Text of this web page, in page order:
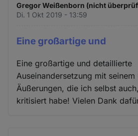
Gregor Weißenborn (nicht
Di. 1 Okt 2019 - 13:59
Eine großartige und
Eine großartige und detaillierte
Auseinandersetzung mit seinem
Äußerungen, die ich selbst
kritisiert habe! Vielen Dank